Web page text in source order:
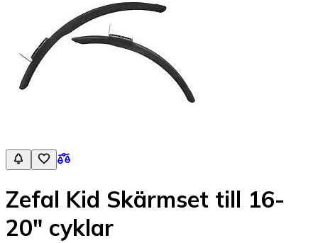
Zefal Kid Skärmset till 16-
20" cyklar